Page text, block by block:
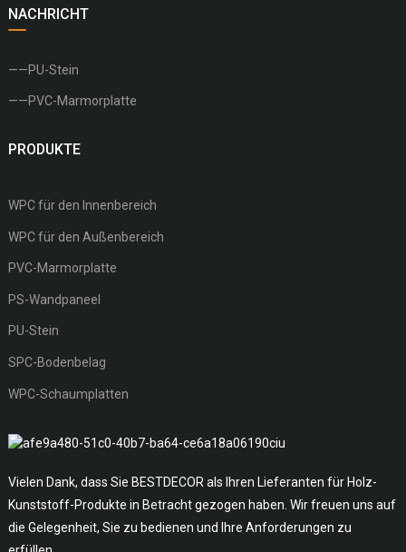
NACHRICHT
——PU-Stein
——PVC-Marmorplatte
PRODUKTE
WPC für den Innenbereich
WPC für den Außenbereich
PVC-Marmorplatte
PS-Wandpaneel
PU-Stein
SPC-Bodenbelag
WPC-Schaumplatten
Vielen Dank, dass Sie BESTDECOR als Ihren Lieferanten für Holz-
Kunststoff-Produkte in Betracht gezogen haben. Wir freuen uns auf
die Gelegenheit, Sie zu bedienen und Ihre Anforderungen zu